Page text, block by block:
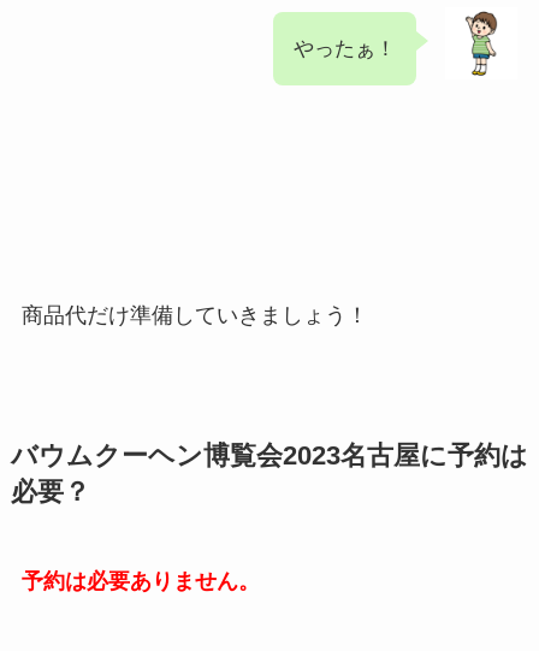
やったぁ！
商品代だけ準備していきましょう！
バウムクーヘン博覧会2023名古屋に予約は
必要？
予約は必要ありません。